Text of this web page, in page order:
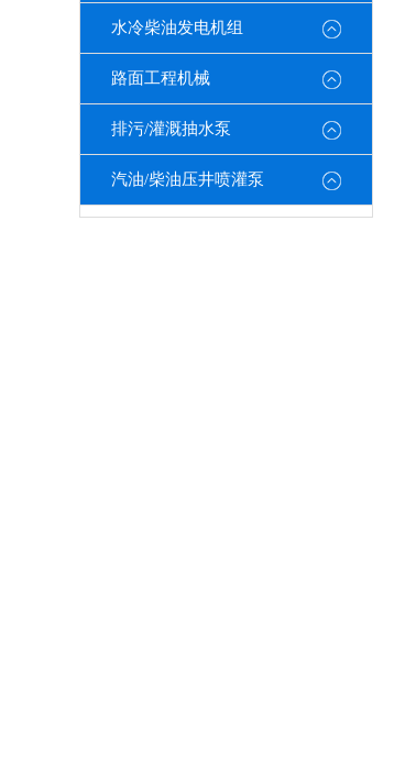
水冷柴油发电机组
路面工程机械
排污/灌溉抽水泵
汽油/柴油压井喷灌泵